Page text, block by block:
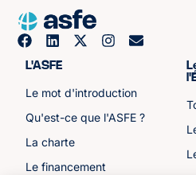
L'ASFE
Le mot d'introduction
Qu'est-ce que l'ASFE ?
La charte
Le financement